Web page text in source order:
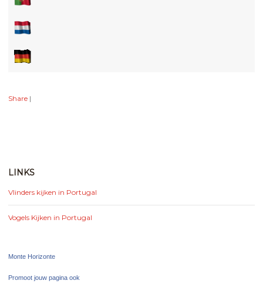
Share |
LINKS
Vlinders kijken in Portugal
Vogels Kijken in Portugal
Monte Horizonte
Promoot jouw pagina ook